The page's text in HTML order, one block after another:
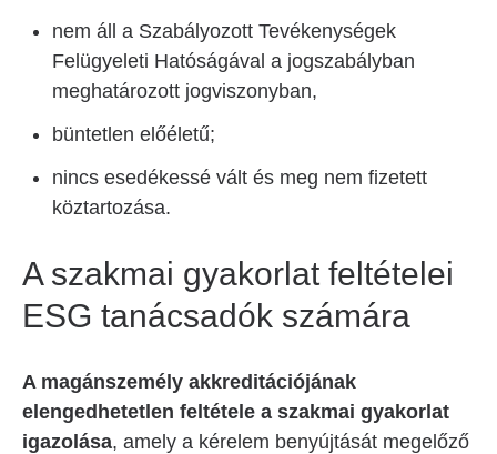
nem áll a Szabályozott Tevékenységek
Felügyeleti Hatóságával a jogszabályban
meghatározott jogviszonyban,
büntetlen előéletű;
nincs esedékessé vált és meg nem fizetett
köztartozása.
A szakmai gyakorlat feltételei
ESG tanácsadók számára
A magánszemély akkreditációjának
elengedhetetlen feltétele a szakmai gyakorlat
igazolása, amely a kérelem benyújtását megelőző